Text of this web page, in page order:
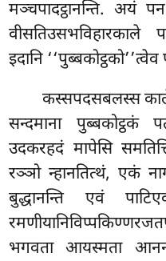
मञ्चपादट्ठानन्ति. अयं
वीसतिउसभविहारकाले
इदानि
कस्सपदसबलस्स
सन्दमाना पुब्बकोट्ठकं
उदकरहदं मापेसि
रञ्ञो न्हानतित्थं, एकं
बुद्धानन्ति एवं
भगवता आयस्मता